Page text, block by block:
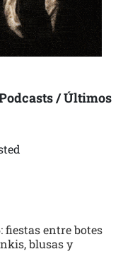
/ Últimos
fiestas entre botes
blusas y